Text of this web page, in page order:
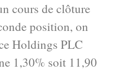
cours de clôture
position, on
Holdings PLC
1,30% soit 11,90